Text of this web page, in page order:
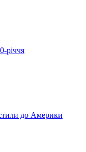
річчя
до Америки